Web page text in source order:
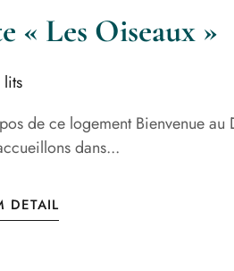
« Les Oiseaux »
lits
de ce logement Bienvenue au
dans...
DETAIL